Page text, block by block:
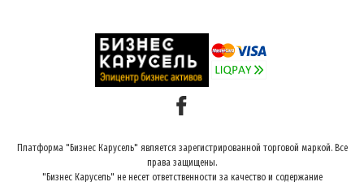
Платформа "Бизнес Карусель" является зарегистрированной торговой маркой. Все
права защищены.
"Бизнес Карусель" не несет ответственности за качество и содержание